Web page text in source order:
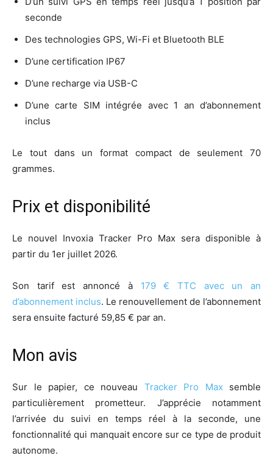
seconde
Des technologies GPS, Wi-Fi et Bluetooth BLE
D’une certification IP67
D’une recharge via USB-C
D’une carte SIM intégrée avec 1 an d’abonnement
inclus
Le tout dans un format compact de seulement 70
grammes.
Prix et disponibilité
Le nouvel Invoxia Tracker Pro Max sera disponible à
partir du 1er juillet 2026.
Son tarif est annoncé à 179 € TTC avec un an
d’abonnement inclus. Le renouvellement de l’abonnement
sera ensuite facturé 59,85 € par an.
Mon avis
Sur le papier, ce nouveau Tracker Pro Max semble
particulièrement prometteur. J’apprécie notamment
l’arrivée du suivi en temps réel à la seconde, une
fonctionnalité qui manquait encore sur ce type de produit
autonome.